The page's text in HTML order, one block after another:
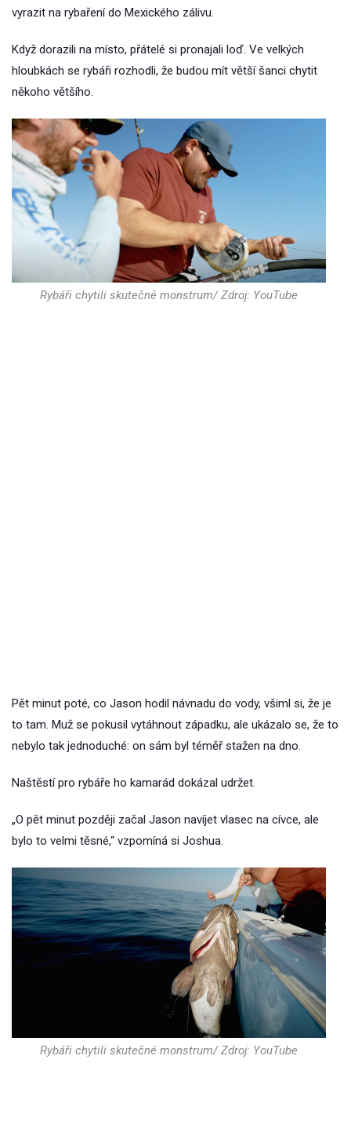
vyrazit na rybaření do Mexického zálivu.
Když dorazili na místo, přátelé si pronajali loď. Ve velkých
hloubkách se rybáři rozhodli, že budou mít větší šanci chytit
někoho většího.
Rybáři chytili skutečné monstrum/ Zdroj: YouTube
Pět minut poté, co Jason hodil návnadu do vody, všiml si, že je
to tam. Muž se pokusil vytáhnout západku, ale ukázalo se, že to
nebylo tak jednoduché: on sám byl téměř stažen na dno.
Naštěstí pro rybáře ho kamarád dokázal udržet.
„O pět minut později začal Jason navíjet vlasec na cívce, ale
bylo to velmi těsné,“ vzpomíná si Joshua.
Rybáři chytili skutečné monstrum/ Zdroj: YouTube